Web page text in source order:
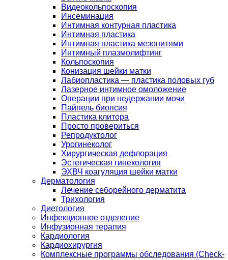
Видеокольпоскопия
Инсеминация
Интимная контурная пластика
Интимная пластика
Интимная пластика мезонитями
Интимный плазмолифтинг
Кольпоскопия
Конизация шейки матки
Лабиопластика — пластика половых губ
Лазерное интимное омоложение
Операции при недержании мочи
Пайпель биопсия
Пластика клитора
Просто провериться
Репродуктолог
Урогинеколог
Хирургическая дефлорация
Эстетическая гинекология
ЭХВЧ коагуляция шейки матки
Дерматология
Лечение себорейного дерматита
Трихология
Диетология
Инфекционное отделение
Инфузионная терапия
Кардиология
Кардиохирургия
Комплексные программы обследования (Check-